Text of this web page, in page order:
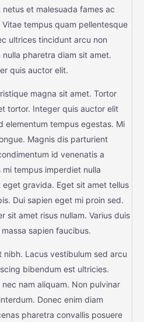
et malesuada fames ac
tempus quam pellentesque
ultrices tincidunt arcu non
pharetra diam sit amet.
quis auctor elit.
magna sit amet. Tortor
tortor. Integer quis auctor elit
elementum tempus egestas. Mi
Magnis dis parturient
id venenatis a
tempus imperdiet nulla
gravida. Eget sit amet tellus
Dui sapien eget mi proin sed.
sit amet risus nullam. Varius duis
sapien faucibus.
Lacus vestibulum sed arcu
bibendum est ultricies.
nam aliquam. Non pulvinar
Donec enim diam
pharetra convallis posuere